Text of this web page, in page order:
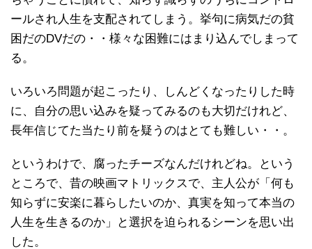
ールされ人生を支配されてしまう。挙句に病気だの貧
困だのDVだの・・様々な困難にはまり込んでしまって
る。
いろいろ問題が起こったり、しんどくなったりした時
に、自分の思い込みを疑ってみるのも大切だけれど、
長年信じてた当たり前を疑うのはとても難しい・・。
というわけで、腐ったチーズなんだけれどね。という
ところで、昔の映画マトリックスで、主人公が「何も
知らずに安楽に暮らしたいのか、真実を知って本当の
人生を生きるのか」と選択を迫られるシーンを思い出
した。